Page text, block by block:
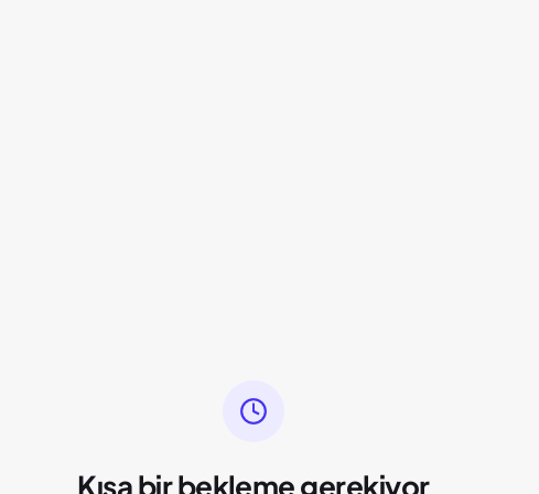
Kısa bir bekleme gerekiyor